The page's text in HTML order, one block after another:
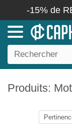
-15% de
Produits: